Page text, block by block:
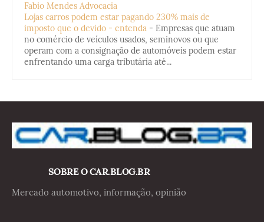
Fabio Mendes Advocacia
Lojas carros podem estar pagando 230% mais de
imposto que o devido - entenda - Empresas que atuam
no comércio de veículos usados, seminovos ou que
operam com a consignação de automóveis podem estar
enfrentando uma carga tributária até...
SOBRE O CAR.BLOG.BR
Mercado automotivo, informação, opinião